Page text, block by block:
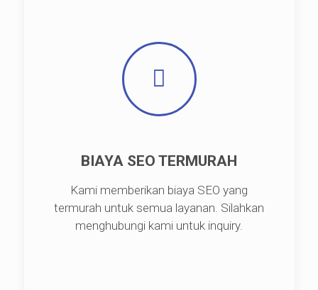
BIAYA SEO TERMURAH
Kami memberikan biaya SEO yang
termurah untuk semua layanan. Silahkan
menghubungi kami untuk inquiry.